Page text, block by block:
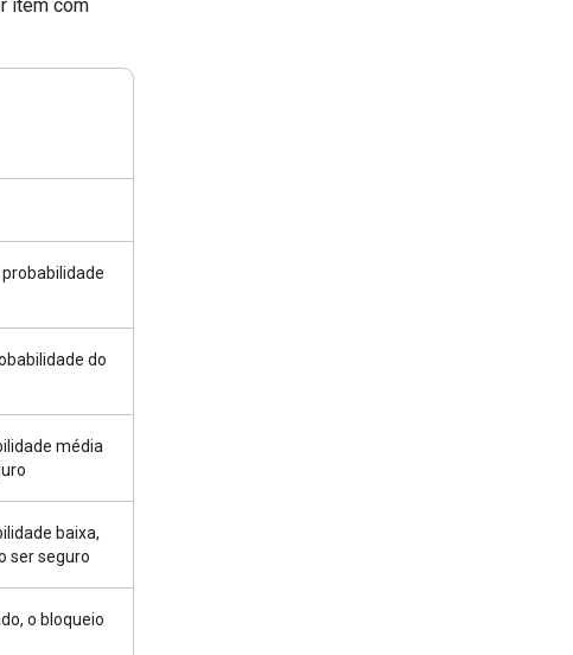
item com
do
média
baixa,
ser seguro
o bloqueio